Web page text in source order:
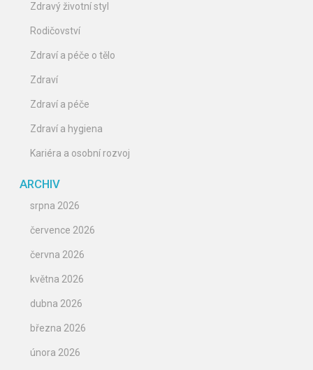
Zdravý životní styl
Rodičovství
Zdraví a péče o tělo
Zdraví
Zdraví a péče
Zdraví a hygiena
Kariéra a osobní rozvoj
ARCHIV
srpna 2026
července 2026
června 2026
května 2026
dubna 2026
března 2026
února 2026